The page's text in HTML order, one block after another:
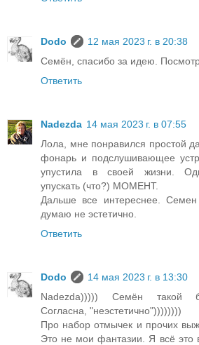
Dodo
12 мая 2023 г. в 20:38
Семён, спасибо за идею.
Ответить
Nadezda 14 мая 2023 г. в 07:55
Лола, мне понравился простой
фонарь и подслушивающее
упустила в своей жизни.
упускать (что?) МОМЕНТ.
Дальше все интереснее. Семен
думаю не эстетично.
Ответить
Dodo
14 мая 2023 г. в 13:30
Nadezda))))) Семён такой
Согласна, "неэстетично"))))))))
Про набор отмычек и прочих
Это не мои фантазии. Я всё это